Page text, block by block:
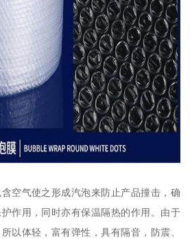
空气使之形成汽泡来防止产品撞击，确
作用，同时亦有保温隔热的作用。由于
以体轻，富有弹性，具有隔音，防震、